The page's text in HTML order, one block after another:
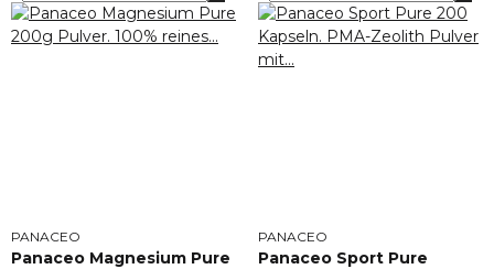
PANACEO
Panaceo Magnesium Pure
PANACEO
Panaceo Sport Pure